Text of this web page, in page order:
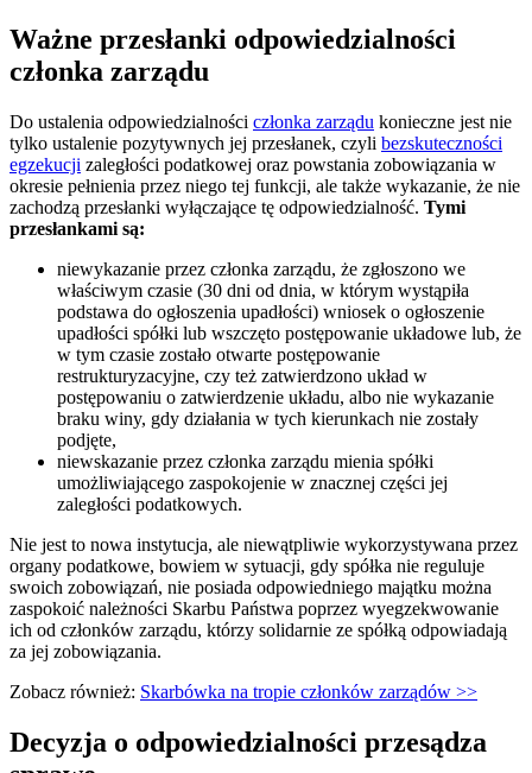
Ważne przesłanki odpowiedzialności
członka zarządu
Do ustalenia odpowiedzialności członka zarządu konieczne jest nie
tylko ustalenie pozytywnych jej przesłanek, czyli bezskuteczności
egzekucji zaległości podatkowej oraz powstania zobowiązania w
okresie pełnienia przez niego tej funkcji, ale także wykazanie, że nie
zachodzą przesłanki wyłączające tę odpowiedzialność. Tymi
przesłankami są:
niewykazanie przez członka zarządu, że zgłoszono we
właściwym czasie (30 dni od dnia, w którym wystąpiła
podstawa do ogłoszenia upadłości) wniosek o ogłoszenie
upadłości spółki lub wszczęto postępowanie układowe lub, że
w tym czasie zostało otwarte postępowanie
restrukturyzacyjne, czy też zatwierdzono układ w
postępowaniu o zatwierdzenie układu, albo nie wykazanie
braku winy, gdy działania w tych kierunkach nie zostały
podjęte,
niewskazanie przez członka zarządu mienia spółki
umożliwiającego zaspokojenie w znacznej części jej
zaległości podatkowych.
Nie jest to nowa instytucja, ale niewątpliwie wykorzystywana przez
organy podatkowe, bowiem w sytuacji, gdy spółka nie reguluje
swoich zobowiązań, nie posiada odpowiedniego majątku można
zaspokoić należności Skarbu Państwa poprzez wyegzekwowanie
ich od członków zarządu, którzy solidarnie ze spółką odpowiadają
za jej zobowiązania.
Zobacz również: Skarbówka na tropie członków zarządów >>
Decyzja o odpowiedzialności przesądza